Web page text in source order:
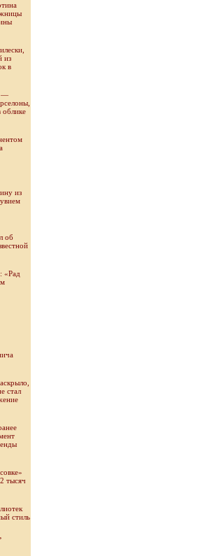
из
в
—
облике
из
об
«Рад
стал
тысяч
стиль